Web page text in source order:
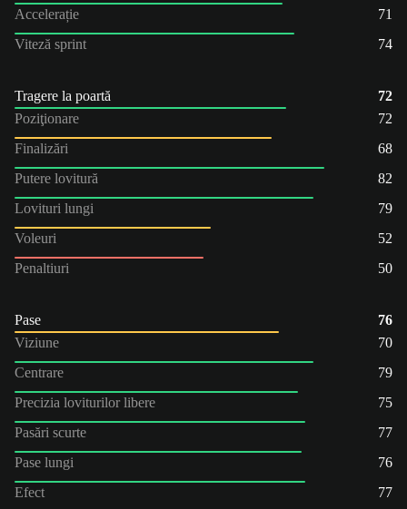
Accelerație
71
Viteză sprint
74
Tragere la poartă
72
Poziţionare
72
Finalizări
68
Putere lovitură
82
Lovituri lungi
79
Voleuri
52
Penaltiuri
50
Pase
76
Viziune
70
Centrare
79
Precizia loviturilor libere
75
Pasări scurte
77
Pase lungi
76
Efect
77